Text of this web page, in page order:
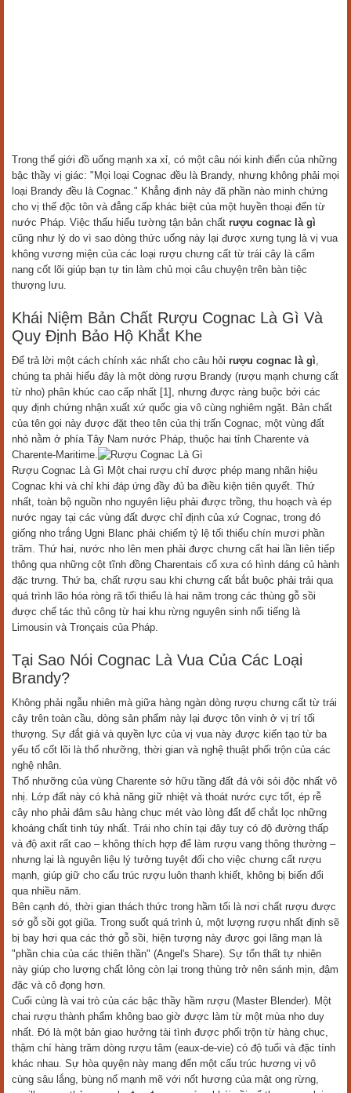
Trong thế giới đồ uống mạnh xa xỉ, có một câu nói kinh điển của những
bậc thầy vị giác: "Mọi loại Cognac đều là Brandy, nhưng không phải mọi
loại Brandy đều là Cognac." Khẳng định này đã phần nào minh chứng
cho vị thế độc tôn và đẳng cấp khác biệt của một huyền thoại đến từ
nước Pháp. Việc thấu hiểu tường tận bản chất rượu cognac là gì
cũng như lý do vì sao dòng thức uống này lại được xưng tụng là vị vua
không vương miện của các loại rượu chưng cất từ trái cây là cẩm
nang cốt lõi giúp bạn tự tin làm chủ mọi câu chuyện trên bàn tiệc
thượng lưu.
Khái Niệm Bản Chất Rượu Cognac Là Gì Và
Quy Định Bảo Hộ Khắt Khe
Để trả lời một cách chính xác nhất cho câu hỏi rượu cognac là gì,
chúng ta phải hiểu đây là một dòng rượu Brandy (rượu mạnh chưng cất
từ nho) phân khúc cao cấp nhất [1], nhưng được ràng buộc bởi các
quy định chứng nhận xuất xứ quốc gia vô cùng nghiêm ngặt. Bản chất
của tên gọi này được đặt theo tên của thị trấn Cognac, một vùng đất
nhỏ nằm ở phía Tây Nam nước Pháp, thuộc hai tỉnh Charente và
Charente-Maritime.
Rượu Cognac Là Gì Một chai rượu chỉ được phép mang nhãn hiệu
Cognac khi và chỉ khi đáp ứng đầy đủ ba điều kiện tiên quyết. Thứ
nhất, toàn bộ nguồn nho nguyên liệu phải được trồng, thu hoạch và ép
nước ngay tại các vùng đất được chỉ định của xứ Cognac, trong đó
giống nho trắng Ugni Blanc phải chiếm tỷ lệ tối thiểu chín mươi phần
trăm. Thứ hai, nước nho lên men phải được chưng cất hai lần liên tiếp
thông qua những cột tĩnh đồng Charentais cổ xưa có hình dáng củ hành
đặc trưng. Thứ ba, chất rượu sau khi chưng cất bắt buộc phải trải qua
quá trình lão hóa ròng rã tối thiểu là hai năm trong các thùng gỗ sồi
được chế tác thủ công từ hai khu rừng nguyên sinh nổi tiếng là
Limousin và Tronçais của Pháp.
Tại Sao Nói Cognac Là Vua Của Các Loại
Brandy?
Không phải ngẫu nhiên mà giữa hàng ngàn dòng rượu chưng cất từ trái
cây trên toàn cầu, dòng sản phẩm này lại được tôn vinh ở vị trí tối
thượng. Sự đắt giá và quyền lực của vị vua này được kiến tạo từ ba
yếu tố cốt lõi là thổ nhưỡng, thời gian và nghệ thuật phối trộn của các
nghệ nhân.
Thổ nhưỡng của vùng Charente sở hữu tầng đất đá vôi sỏi độc nhất vô
nhị. Lớp đất này có khả năng giữ nhiệt và thoát nước cực tốt, ép rễ
cây nho phải đâm sâu hàng chục mét vào lòng đất để chắt lọc những
khoáng chất tinh túy nhất. Trái nho chín tại đây tuy có độ đường thấp
và độ axit rất cao – không thích hợp để làm rượu vang thông thường –
nhưng lại là nguyên liệu lý tưởng tuyệt đối cho việc chưng cất rượu
mạnh, giúp giữ cho cấu trúc rượu luôn thanh khiết, không bị biến đổi
qua nhiều năm.
Bên cạnh đó, thời gian thách thức trong hầm tối là nơi chất rượu được
sớ gỗ sồi gọt giũa. Trong suốt quá trình ủ, một lượng rượu nhất định sẽ
bị bay hơi qua các thớ gỗ sồi, hiện tượng này được gọi lãng mạn là
"phần chia của các thiên thần" (Angel's Share). Sự tổn thất tự nhiên
này giúp cho lượng chất lỏng còn lại trong thùng trở nên sánh mịn, đậm
đặc và cô đọng hơn.
Cuối cùng là vai trò của các bậc thầy hầm rượu (Master Blender). Một
chai rượu thành phẩm không bao giờ được làm từ một mùa nho duy
nhất. Đó là một bản giao hưởng tài tình được phối trộn từ hàng chục,
thậm chí hàng trăm dòng rượu tâm (eaux-de-vie) có độ tuổi và đặc tính
khác nhau. Sự hòa quyện này mang đến một cấu trúc hương vị vô
cùng sâu lắng, bùng nổ mạnh mẽ với nốt hương của mật ong rừng,